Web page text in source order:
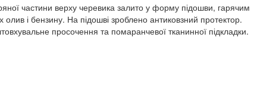
частини верху черевика залито у форму підошви, гарячим
і бензину. На підошві зроблено антиковзний протектор.
просочення та помаранчевої тканинної підкладки.